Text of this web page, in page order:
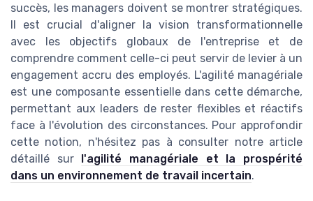
succès, les managers doivent se montrer stratégiques.
Il est crucial d'aligner la vision transformationnelle
avec les objectifs globaux de l'entreprise et de
comprendre comment celle-ci peut servir de levier à un
engagement accru des employés. L'agilité managériale
est une composante essentielle dans cette démarche,
permettant aux leaders de rester flexibles et réactifs
face à l'évolution des circonstances. Pour approfondir
cette notion, n'hésitez pas à consulter notre article
détaillé sur l'agilité managériale et la prospérité
dans un environnement de travail incertain.